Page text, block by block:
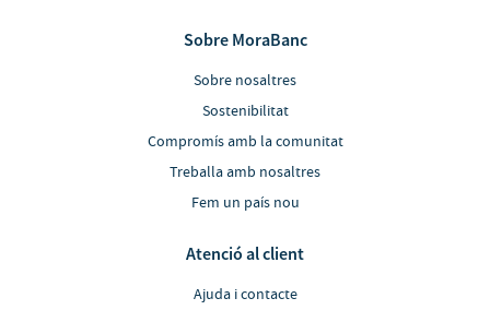
Sobre MoraBanc
Sobre nosaltres
Sostenibilitat
Compromís amb la comunitat
Treballa amb nosaltres
Fem un país nou
Atenció al client
Ajuda i contacte